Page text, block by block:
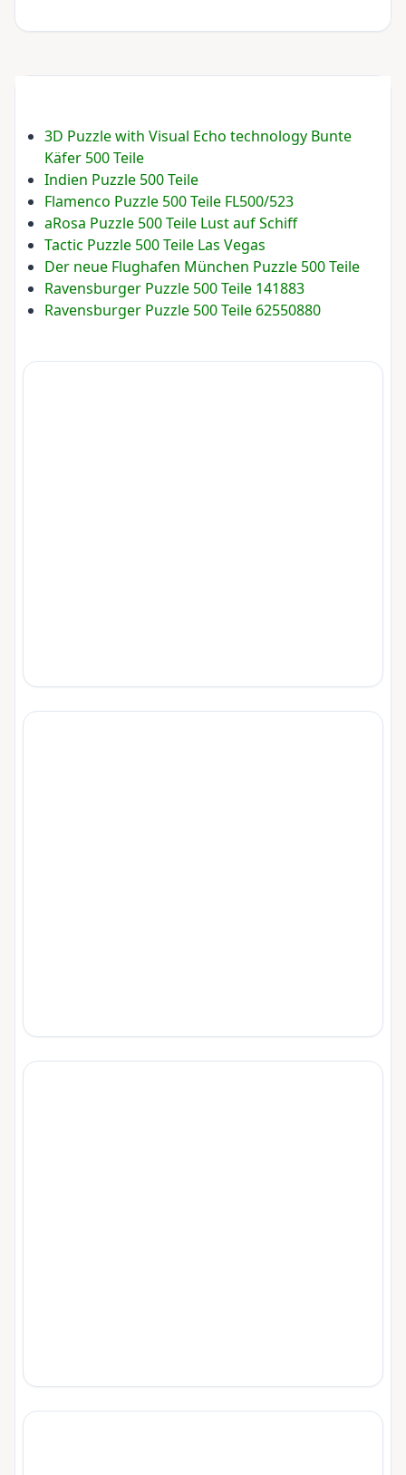
3D Puzzle with Visual Echo technology Bunte
Käfer 500 Teile
Indien Puzzle 500 Teile
Flamenco Puzzle 500 Teile FL500/523
aRosa Puzzle 500 Teile Lust auf Schiff
Tactic Puzzle 500 Teile Las Vegas
Der neue Flughafen München Puzzle 500 Teile
Ravensburger Puzzle 500 Teile 141883
Ravensburger Puzzle 500 Teile 62550880